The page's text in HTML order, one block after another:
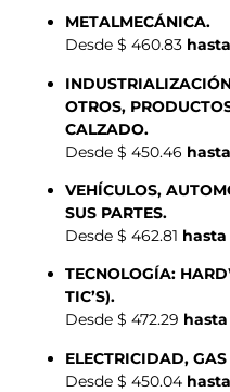
METALMECÁNICA.
Desde $ 460.83 hasta
OTROS,
CALZADO.
Desde $ 450.46 hasta
VEHÍCULOS,
SUS PARTES.
Desde $ 462.81 hasta
TECNOLOGÍA:
TIC’S).
Desde $ 472.29 hasta
ELECTRICIDAD,
Desde $ 450.04 hasta